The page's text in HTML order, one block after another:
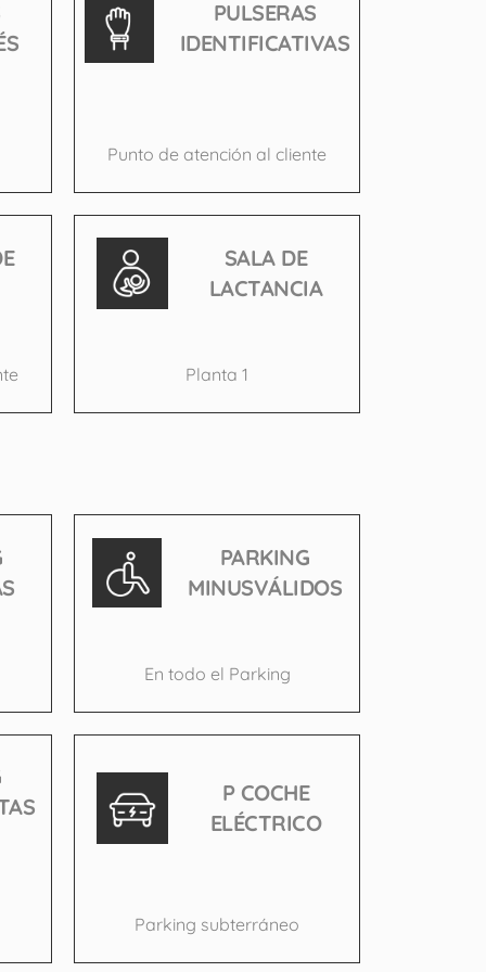
PULSERAS
IDENTIFICATIVAS
Punto de atención al cliente
SALA DE
LACTANCIA
Planta 1
PARKING
MINUSVÁLIDOS
En todo el Parking
P COCHE
ELÉCTRICO
Parking subterráneo